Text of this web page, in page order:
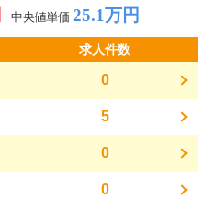
中央値単価 25.1万円
求人件数
0
5
0
0